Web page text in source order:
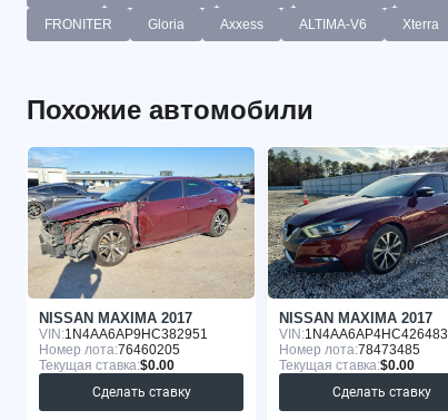
FRONITER Gloria Axxess ALTIMA-V6 Xterra
Похожие автомобили
NISSAN MAXIMA 2017
VIN:1N4AA6AP9HC382951
Номер лота:76460205
Текущая ставка:$0.00
Сделать ставку
NISSAN MAXIMA 2017
VIN:1N4AA6AP4HC426483
Номер лота:78473485
Текущая ставка:$0.00
Сделать ставку